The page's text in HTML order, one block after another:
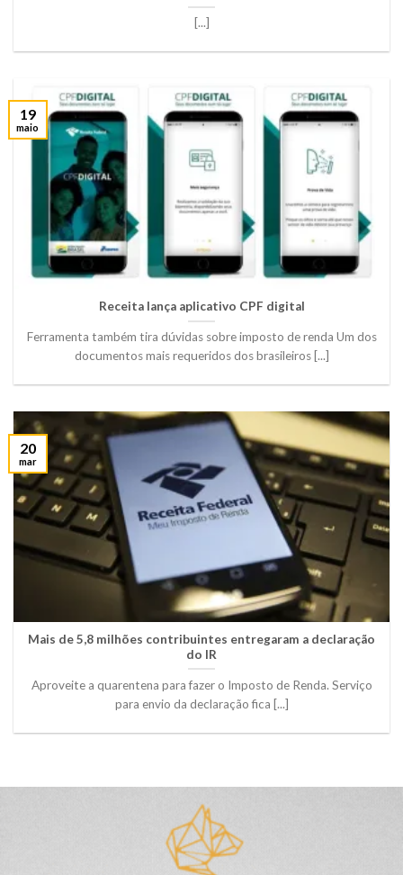
[...]
Receita lança aplicativo CPF digital
Ferramenta também tira dúvidas sobre imposto de renda Um dos
documentos mais requeridos dos brasileiros [...]
19
maio
Mais de 5,8 milhões contribuintes entregaram a declaração
do IR
Aproveite a quarentena para fazer o Imposto de Renda. Serviço
para envio da declaração fica [...]
20
mar